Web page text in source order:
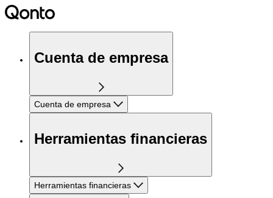
Cuenta de empresa
Cuenta de empresa
Herramientas financieras
Herramientas financieras